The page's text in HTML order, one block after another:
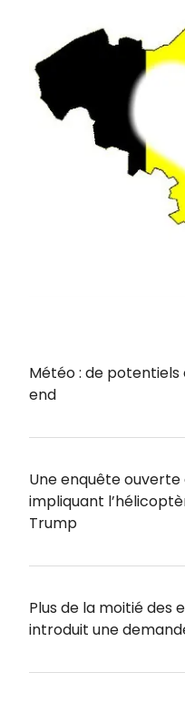
Météo : de
end
Une enquête
impliquant
Trump
Plus de la moitié des
introduit une